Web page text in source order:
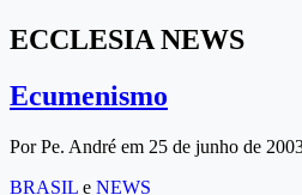
ECCLESIA NEWS
Ecumenismo
Por Pe. André em 25 de junho de
BRASIL e NEWS